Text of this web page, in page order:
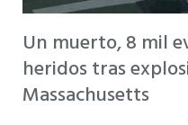
Un muerto, 8 mil
heridos tras
Massachusetts